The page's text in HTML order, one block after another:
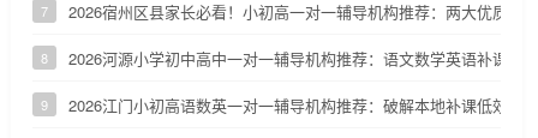
7 2026宿州区县家长必看！小初高一对一辅导机构推荐：两大优质小
8 2026河源小学初中高中一对一辅导机构推荐：语文数学英语补课机
9 2026江门小初高语数英一对一辅导机构推荐：破解本地补课低效、